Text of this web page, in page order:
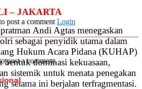
– JAKARTA
Andi Agtas menegaskan
sebagai penyidik utama dalam
Hukum Acara Pidana (KUHAP)
bentuk dominasi kekuasaan,
sistemik untuk menata penegakan
selama ini berjalan terfragmentasi.
post a comment Login
post a comment.